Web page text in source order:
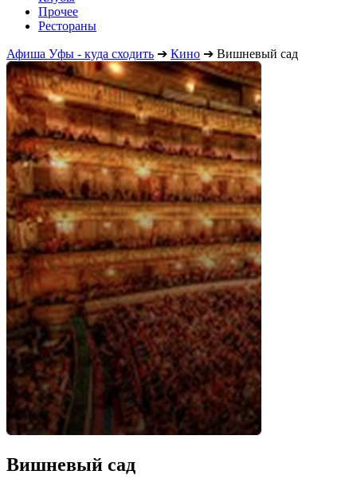
Прочее
Рестораны
Афиша Уфы - куда сходить ➔ Кино ➔ Вишневый сад
Вишневый сад